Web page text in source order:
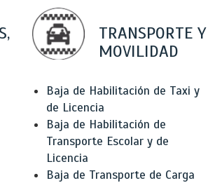
TRANSPORTE Y
MOVILIDAD
Baja de Habilitación de Taxi y
de Licencia
Baja de Habilitación de
Transporte Escolar y de
Licencia
Baja de Transporte de Carga